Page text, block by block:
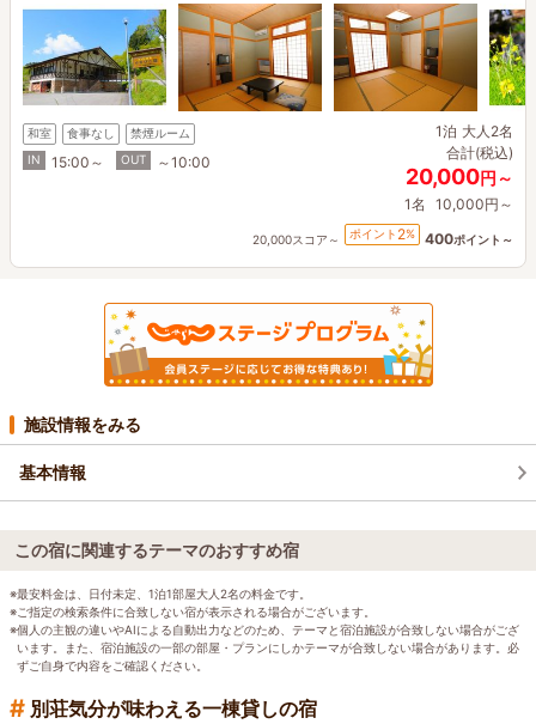
和室 食事なし
禁煙ルーム
IN
15:00～ OUT ～10:00
1泊 大人2名
合計(税込)
20,000円～
1名 10,000円～
20,000スコア～ ポイント 2% 400ポイント～
施設情報をみる
基本情報
この宿に関連するテーマのおすすめ宿
※最安料金は、日付未定、1泊1部屋大人2名の料金です。
※ご指定の検索条件に合致しない宿が表示される場合がございます。
※個人の主観の違いやAIによる自動出力などのため、テーマと宿泊施設が合致しない場合がござ
います。また、宿泊施設の一部の部屋・プランにしかテーマが合致しない場合があります。必
ずご自身で内容をご確認ください。
# 別荘気分が味わえる一棟貸しの宿